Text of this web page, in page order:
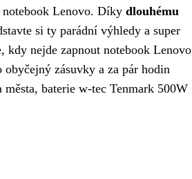
Lenovo. Díky dlouhému
si ty parádní výhledy a super
kdy nejde zapnout notebook Lenovo
zásuvky a za pár hodin
baterie w-tec Tenmark 500W